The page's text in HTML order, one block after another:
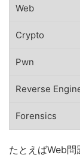
Web
Crypto
Pwn
Reverse
Forensics
たとえばWeb問